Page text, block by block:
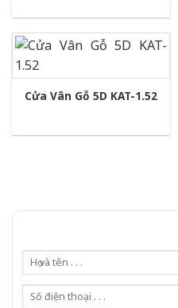
Cửa Vân Gỗ 5D KAT-1.52